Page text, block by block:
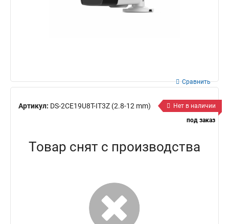
Артикул: DS-2CE19U8T-IT3Z (2.8-12 mm)
Сравнить
Нет в наличии
под заказ
Товар снят с производства